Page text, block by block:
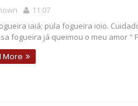
11:07
iaiá; pula fogueira ioio.
fogueira já queimou o meu amor "
More